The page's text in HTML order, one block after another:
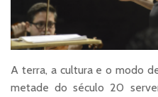
A terra, a cultura e o modo
metade do século 20